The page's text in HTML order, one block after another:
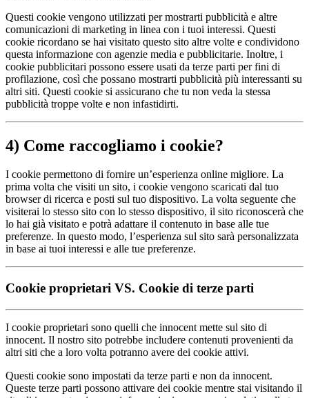
Questi cookie vengono utilizzati per mostrarti pubblicità e altre
comunicazioni di marketing in linea con i tuoi interessi. Questi
cookie ricordano se hai visitato questo sito altre volte e condividono
questa informazione con agenzie media e pubblicitarie. Inoltre, i
cookie pubblicitari possono essere usati da terze parti per fini di
profilazione, così che possano mostrarti pubblicità più interessanti su
altri siti. Questi cookie si assicurano che tu non veda la stessa
pubblicità troppe volte e non infastidirti.
4) Come raccogliamo i cookie?
I cookie permettono di fornire un’esperienza online migliore. La
prima volta che visiti un sito, i cookie vengono scaricati dal tuo
browser di ricerca e posti sul tuo dispositivo. La volta seguente che
visiterai lo stesso sito con lo stesso dispositivo, il sito riconoscerà che
lo hai già visitato e potrà adattare il contenuto in base alle tue
preferenze. In questo modo, l’esperienza sul sito sarà personalizzata
in base ai tuoi interessi e alle tue preferenze.
Cookie proprietari VS. Cookie di terze parti
I cookie proprietari sono quelli che innocent mette sul sito di
innocent. Il nostro sito potrebbe includere contenuti provenienti da
altri siti che a loro volta potranno avere dei cookie attivi.
Questi cookie sono impostati da terze parti e non da innocent.
Queste terze parti possono attivare dei cookie mentre stai visitando il